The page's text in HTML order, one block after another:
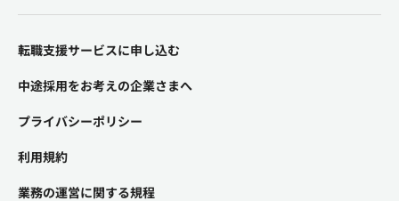
転職支援サービスに申し込む
中途採用をお考えの企業さまへ
プライバシーポリシー
利用規約
業務の運営に関する規程